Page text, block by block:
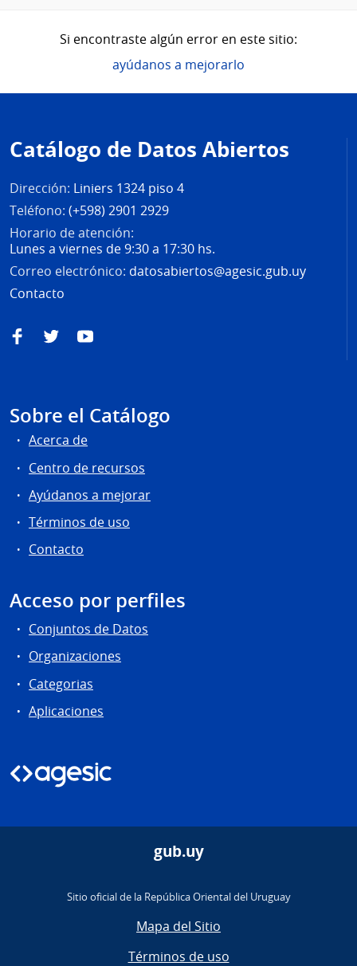
Si encontraste algún error en este sitio:
ayúdanos a mejorarlo
de
página
Catálogo de Datos Abiertos
Dirección: Liniers 1324 piso 4
Teléfono: (+598) 2901 2929
Horario de atención:
Lunes a viernes de 9:30 a 17:30 hs.
Correo electrónico: datosabiertos@agesic.gub.uy
Contacto
FacebookTwitterYouTube
Sobre el Catálogo
Acerca de
Centro de recursos
Ayúdanos a mejorar
Términos de uso
Contacto
Acceso por perfiles
Conjuntos de Datos
Organizaciones
Categorias
Aplicaciones
gub.uy
Sitio oficial de la República Oriental del Uruguay
Mapa del Sitio
Términos de uso